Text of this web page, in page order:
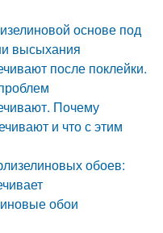
основе под
высыхания
после поклейки.
Почему
и что с этим
обоев:
обои